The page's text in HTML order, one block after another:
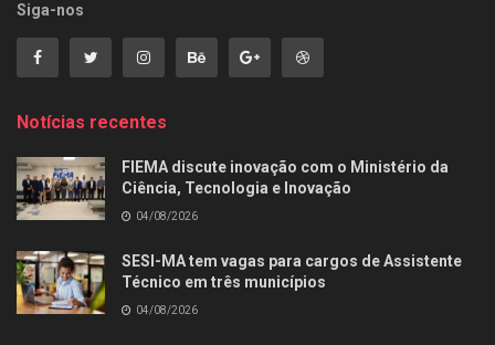
Siga-nos
Notícias recentes
FIEMA discute inovação com o Ministério da
Ciência, Tecnologia e Inovação
04/08/2026
SESI-MA tem vagas para cargos de Assistente
Técnico em três municípios
04/08/2026